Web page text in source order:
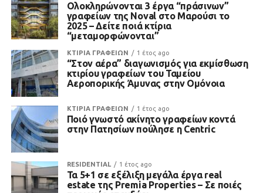
Ολοκληρώνονται 3 έργα “πράσινων”
γραφείων της Noval στο Μαρούσι το
2025 – Δείτε ποιά κτίρια
“μεταμορφώνονται”
ΚΤΙΡΙΑ ΓΡΑΦΕΙΩΝ 1 έτος ago
“Στον αέρα” διαγωνισμός για εκμίσθωση
κτιρίου γραφείων του Ταμείου
Αεροπορικής Άμυνας στην Ομόνοια
ΚΤΙΡΙΑ ΓΡΑΦΕΙΩΝ 1 έτος ago
Ποιό γνωστό ακίνητο γραφείων κοντά
στην Πατησίων πούλησε η Centric
RESIDENTIAL 1 έτος ago
Τα 5+1 σε εξέλιξη μεγάλα έργα real
estate της Premia Properties – Σε ποιές